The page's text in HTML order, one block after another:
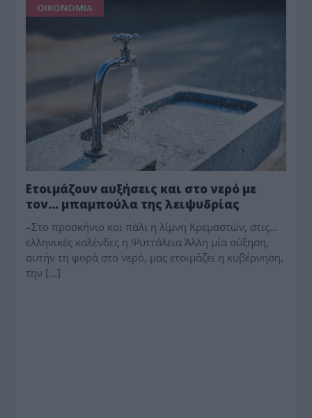
ΟΙΚΟΝΟΜΙΑ
Ετοιμάζουν αυξήσεις και στο νερό με
τον… μπαμπούλα της λειψυδρίας
–Στο προσκήνιο και πάλι η λίμνη Κρεμαστών, στις…
ελληνικές καλένδες η Ψυττάλεια Άλλη μία αύξηση,
αυτήν τη φορά στο νερό, μας ετοιμάζει η κυβέρνηση,
την […]